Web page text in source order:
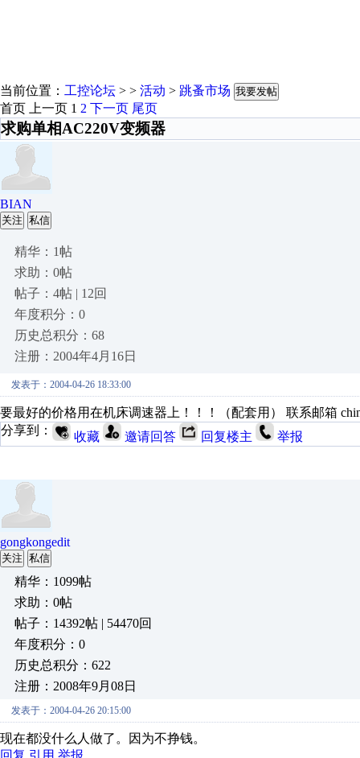
当前位置： 工控论坛 > > 活动 > 跳蚤市场 我要发帖
首页 上一页 1 2 下一页 尾页
求购单相AC220V变频器
BIAN
关注 私信
精华：1帖
求助：0帖
帖子：4帖 | 12回
年度积分：0
历史总积分：68
注册：2004年4月16日
发表于：2004-04-26 18:33:00
要最好的价格用在机床调速器上！！！（配套用） 联系邮箱
分享到：
收藏 邀请回答 回复楼主 举报
gongkongedit
关注 私信
精华：1099帖
求助：0帖
帖子：14392帖 | 54470回
年度积分：0
历史总积分：622
注册：2008年9月08日
发表于：2004-04-26 20:15:00
现在都没什么人做了。因为不挣钱。
回复 引用 举报